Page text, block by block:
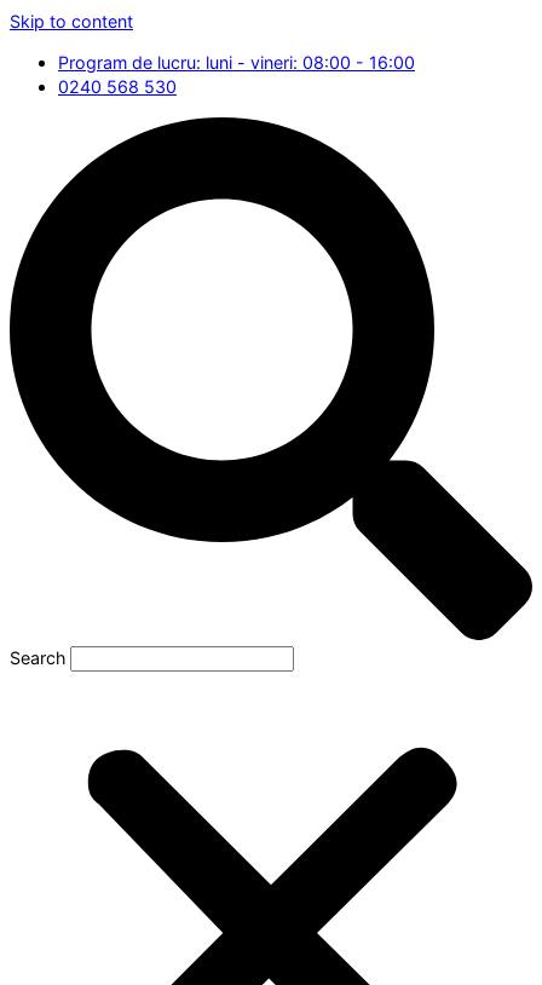
Skip to content
Program de lucru: luni - vineri: 08:00 - 16:00
0240 568 530
Search